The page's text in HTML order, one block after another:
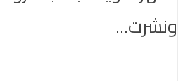
ونشرت...